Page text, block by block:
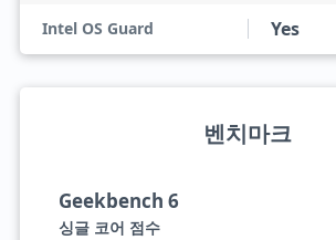
Intel OS Guard Yes
벤치마크
Geekbench 6
싱글 코어 점수